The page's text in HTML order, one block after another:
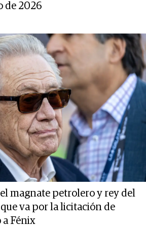
de 2026
magnate petrolero y rey del
va por la licitación de
Fénix